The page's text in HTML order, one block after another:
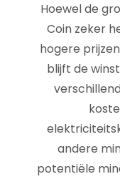
Hoewel de
Coin zeker
hogere
blijft de
andere
potentiële